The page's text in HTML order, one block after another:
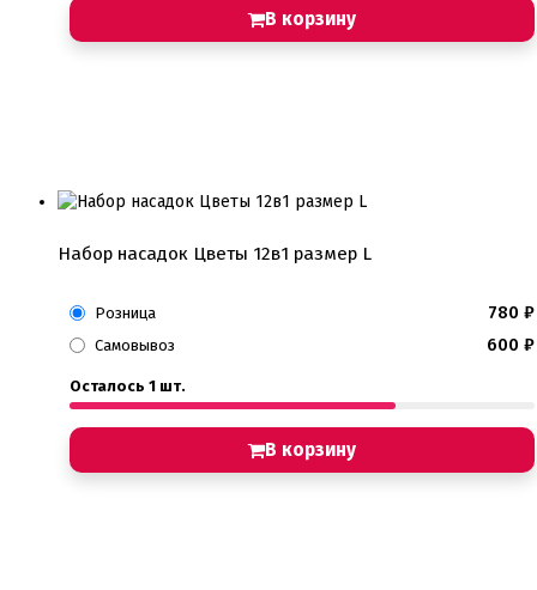
В корзину
Набор насадок Цветы 12в1 размер L
Розница 780 ₽
Самовывоз 600 ₽
Осталось 1 шт.
В корзину